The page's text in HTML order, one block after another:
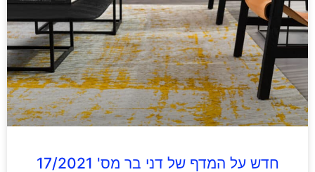
חדש על המדף של דני בר מס' 17/2021